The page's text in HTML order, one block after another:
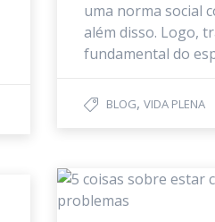
uma norma social
além disso. Logo,
fundamental do
BLOG, VIDA PLENA